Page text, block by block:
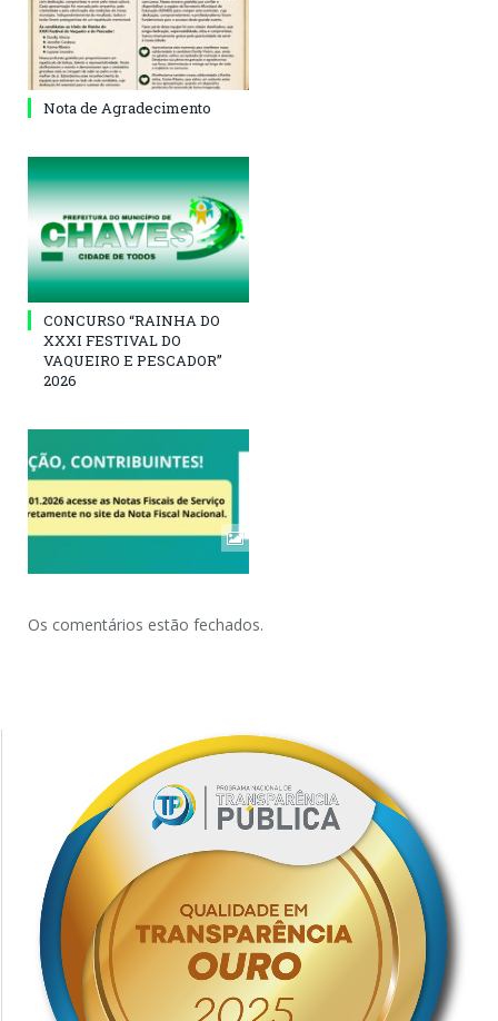
Nota de Agradecimento
CONCURSO “RAINHA DO
XXXI FESTIVAL DO
VAQUEIRO E PESCADOR”
2026
Os comentários estão fechados.